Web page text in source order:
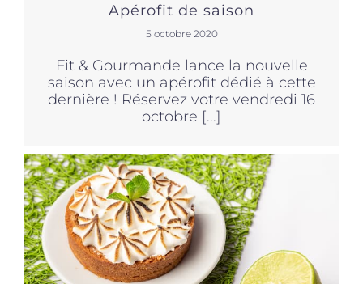
Apérofit de saison
5 octobre 2020
Fit & Gourmande lance la nouvelle
saison avec un apérofit dédié à cette
dernière ! Réservez votre vendredi 16
octobre [...]